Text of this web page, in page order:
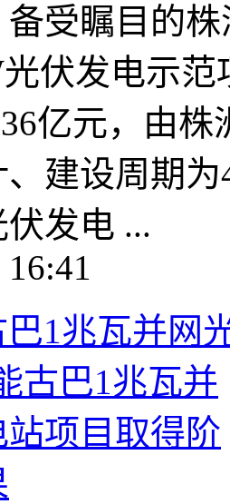
受瞩目的
伏发电示
亿元，由
建设周期
发电 ...
1兆瓦并网